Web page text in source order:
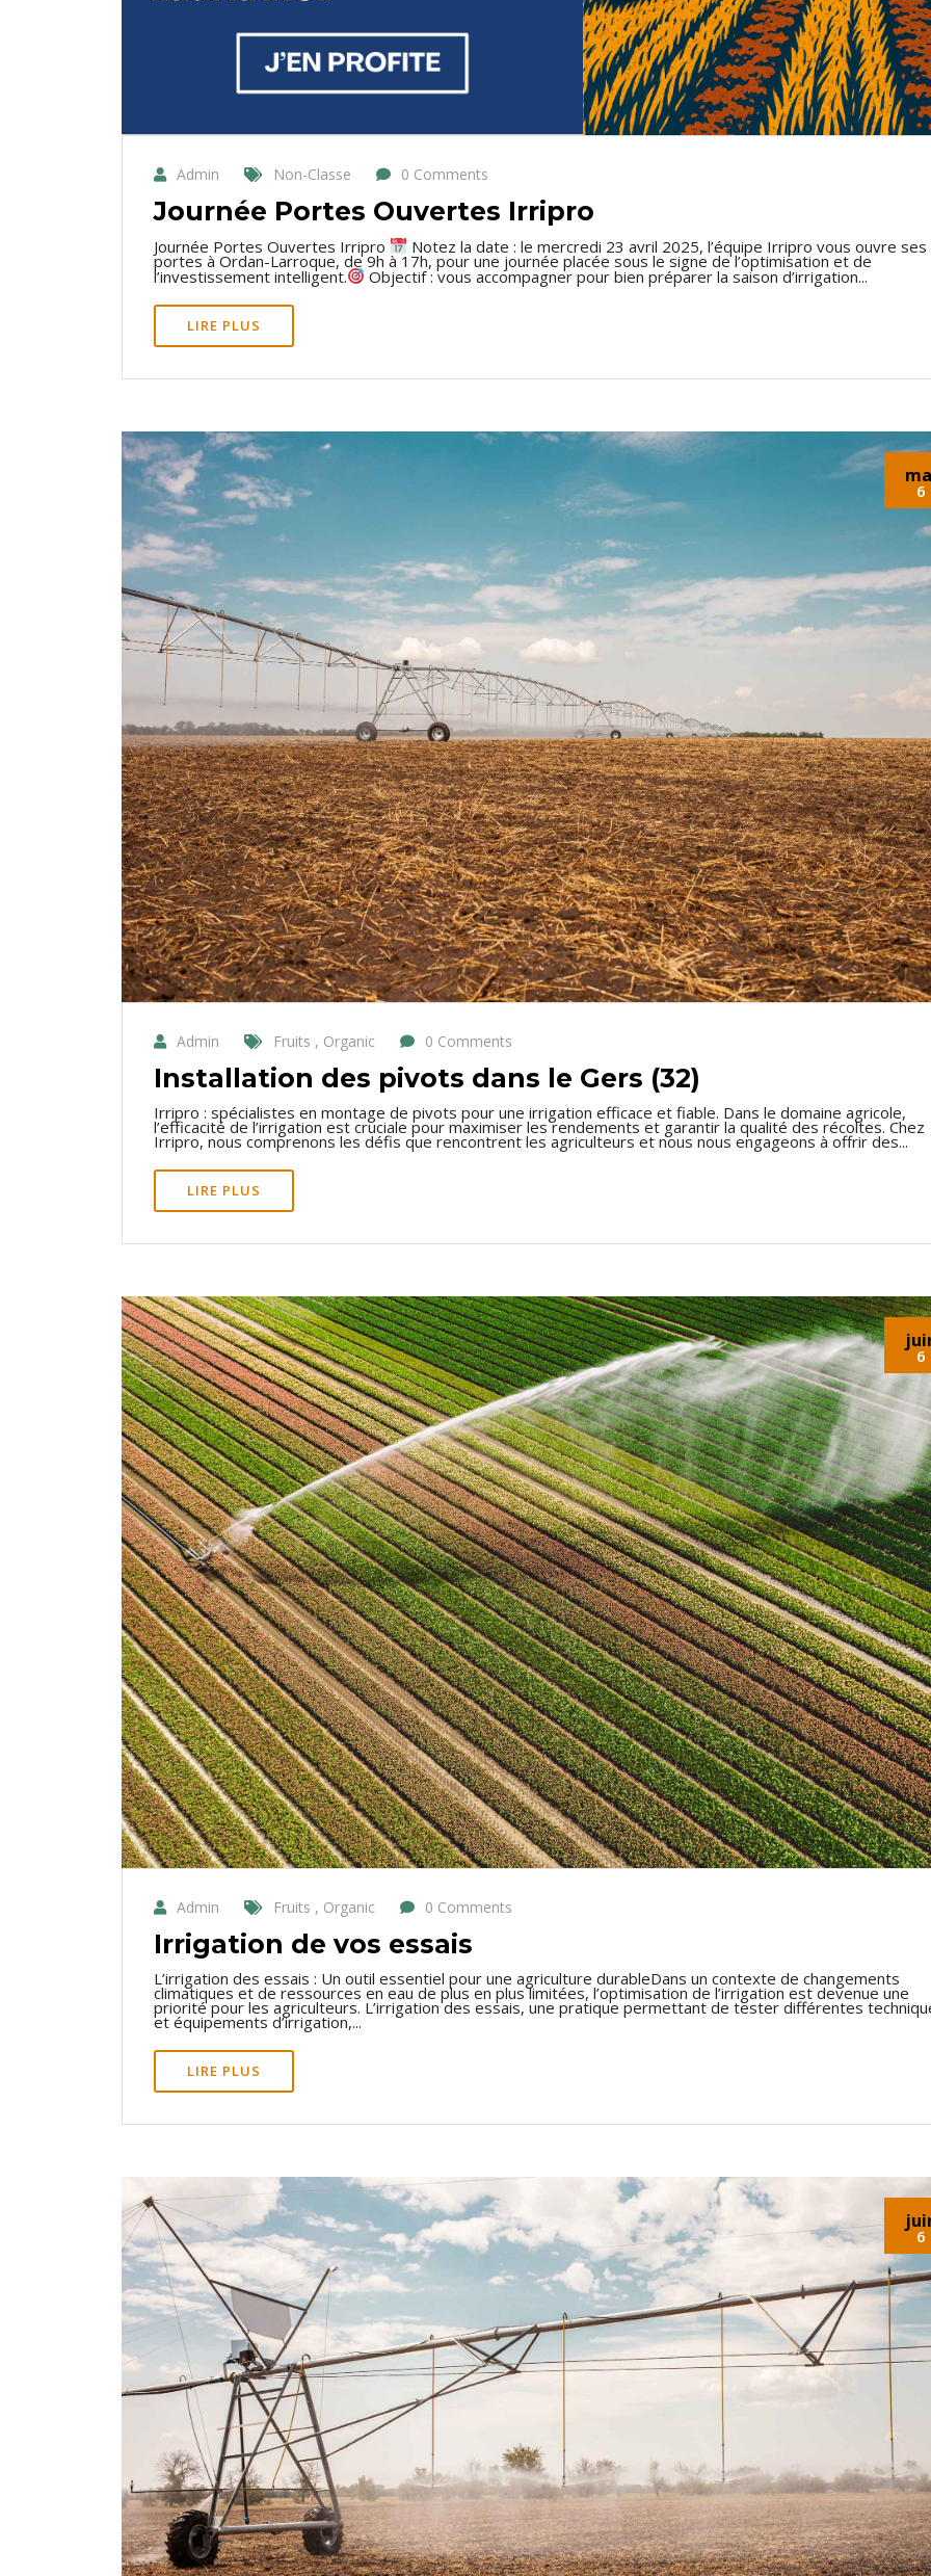
Admin Non-Classe 0 Comments
Journée Portes Ouvertes Irripro
Journée Portes Ouvertes Irripro Notez la date : le mercredi 23 avril 2025, l’équipe Irripro vous ouvre ses
portes à Ordan-Larroque, de 9h à 17h, pour une journée placée sous le signe de l’optimisation et de
l’investissement intelligent. Objectif : vous accompagner pour bien préparer la saison d’irrigation...
LIRE PLUS
6
Admin Fruits , Organic 0 Comments
Installation des pivots dans le Gers (32)
Irripro : spécialistes en montage de pivots pour une irrigation efficace et fiable. Dans le domaine agricole,
l’efficacité de l’irrigation est cruciale pour maximiser les rendements et garantir la qualité des récoltes. Chez
Irripro, nous comprenons les défis que rencontrent les agriculteurs et nous nous engageons à offrir des...
LIRE PLUS
6
Admin Fruits , Organic 0 Comments
Irrigation de vos essais
L’irrigation des essais : Un outil essentiel pour une agriculture durableDans un contexte de changements
climatiques et de ressources en eau de plus en plus limitées, l’optimisation de l’irrigation est devenue une
priorité pour les agriculteurs. L’irrigation des essais, une pratique permettant de tester différentes
et équipements d’irrigation,...
LIRE PLUS
6